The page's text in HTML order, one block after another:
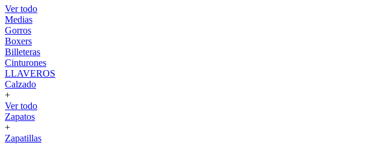
Ver todo
Medias
Gorros
Boxers
Billeteras
Cinturones
LLAVEROS
Calzado
+
Ver todo
Zapatos
+
Zapatillas